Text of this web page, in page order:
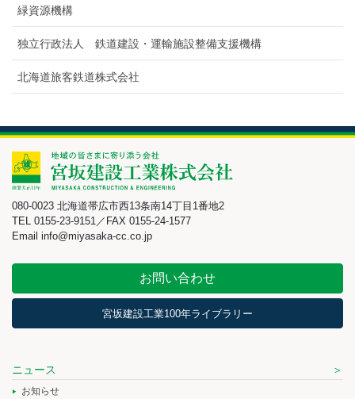
緑資源機構
独立行政法人 鉄道建設・運輸施設整備支援機構
北海道旅客鉄道株式会社
080-0023 北海道帯広市西13条南14丁目1番地2
TEL 0155-23-9151／FAX 0155-24-1577
Email info@miyasaka-cc.co.jp
お問い合わせ
宮坂建設工業100年ライブラリー
ニュース
お知らせ